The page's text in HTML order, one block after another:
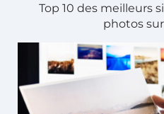
Top 10 des meilleurs
photos